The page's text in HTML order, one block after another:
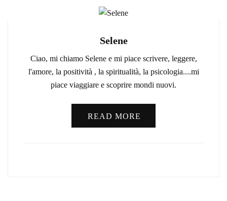
Selene
Ciao, mi chiamo Selene e mi piace scrivere, leggere,
l'amore, la positività , la spiritualità, la psicologia....mi
piace viaggiare e scoprire mondi nuovi.
READ MORE